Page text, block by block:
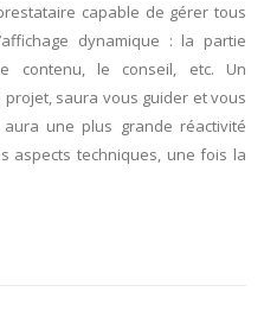
capable de gérer tous
dynamique : la partie
contenu, le conseil, etc. Un
saura vous guider et vous
une plus grande réactivité
aspects techniques, une fois la